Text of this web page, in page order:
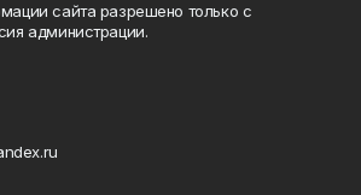
сайта разрешено только с
администрации.